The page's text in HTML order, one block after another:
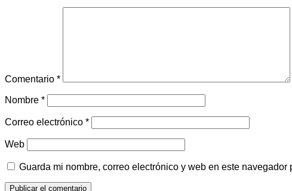
Comentario *
Nombre *
Correo electrónico *
Web
Guarda mi nombre, correo electrónico y web en este navegador